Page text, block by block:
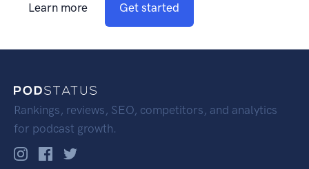
Learn more Get started
Rankings, reviews, SEO, competitors, and analytics
for podcast growth.